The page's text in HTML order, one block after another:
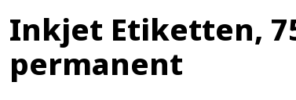
Inkjet Etiketten,
permanent